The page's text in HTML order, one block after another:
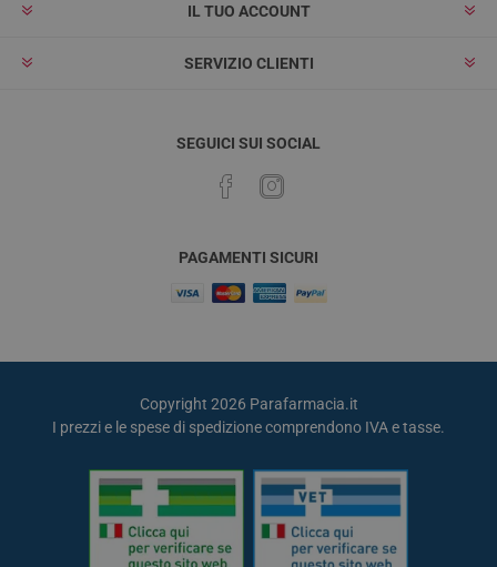
IL TUO ACCOUNT
SERVIZIO CLIENTI
SEGUICI SUI SOCIAL
PAGAMENTI SICURI
Copyright 2026 Parafarmacia.it
I prezzi e le spese di spedizione comprendono IVA e tasse.